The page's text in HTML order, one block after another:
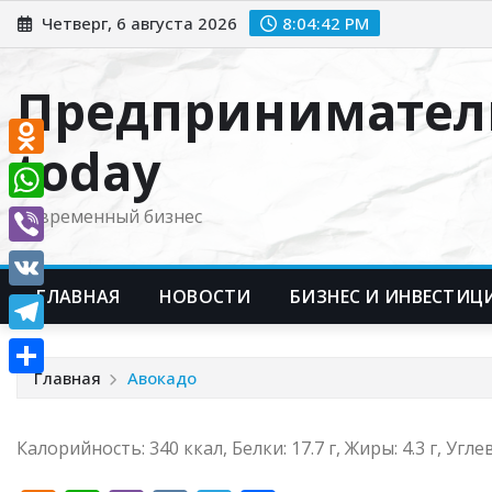
Перейти
к
Четверг, 6 августа 2026 8:04:43 PM
today
Современный бизнес
ГЛАВНАЯ НОВОСТИ БИЗНЕС И
Главная Авокадо
Калорийность: 340 ккал, Белки: 17.7 г, Жиры: 4.3 г,
Odnoklassniki
WhatsApp
Viber
VK
Telegram
Отправить